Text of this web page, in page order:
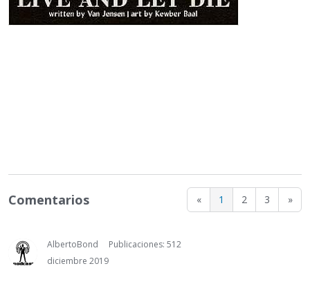
« 1 2 3 »
Comentarios
AlbertoBond
Publicaciones: 512
diciembre 2019